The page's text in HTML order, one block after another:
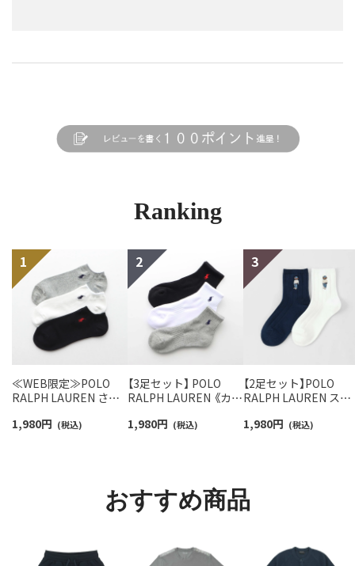
Ranking
≪WEB限定≫POLO
RALPH LAUREN さら
スニーカー丈ソックス
1,980円 (税込)
【3足セット】 POLO
RALPH LAUREN 《カラ
ンポイントソックス シ
1,980円 (税込)
【2足セット】POLO
RALPH LAUREN スタ
ロベア オーガニック
1,980円 (税込)
おすすめ商品